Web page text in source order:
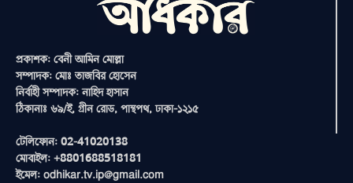
প্রকাশক: বেনী আমিন মোল্লা
সম্পাদক: মোঃ তাজবির হোসেন
নির্বাহী সম্পাদক: নাহিদ হাসান
ঠিকানাঃ ৬৯/ই, গ্রীন রোড, পান্থপথ, ঢাকা-১২১৫
টেলিফোন: 02-41020138
মোবাইল: +8801688518181
ইমেল: odhikar.tv.ip@gmail.com